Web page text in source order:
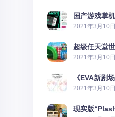
国产游戏掌
2021年3月10日
超级任天堂
2021年3月10日
《EVA新剧
2021年3月10日
现实版